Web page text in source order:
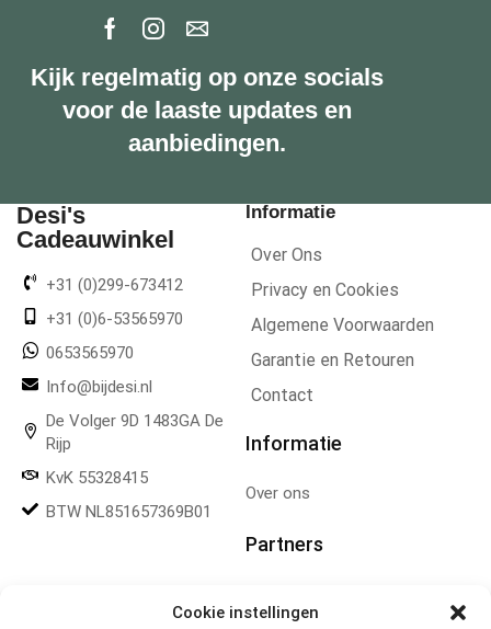
Cookie instellingen
Kijk regelmatig op onze socials
voor de laaste updates en
aanbiedingen.
Desi's
Cadeauwinkel
+31 (0)299-673412
+31 (0)6-53565970
0653565970
Info@bijdesi.nl
De Volger 9D 1483GA De
Rijp
KvK 55328415
BTW NL851657369B01
Informatie
Over Ons
Privacy en Cookies
Algemene Voorwaarden
Garantie en Retouren
Contact
Informatie
Over ons
Partners